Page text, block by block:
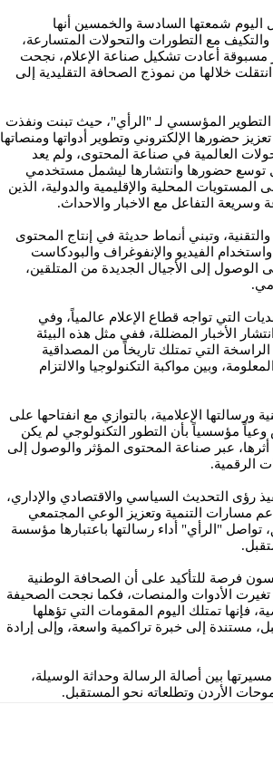
اليوم شمعتها السادسة والخمسين أنها
مع التطورات والتحولات المتسارعة،
مسبوقة أعادت تشكيل صناعة الإعلام، نجحت
خلالها من نموذج الصحافة التقليدية إلى
المؤسسي لـ "الرأي"، حيث تبنت ونفذت
حضورها الإلكتروني وتطوير أدواتها ومنصاتها
العالمية في صناعة المحتوى، ولم يعد
توسع حضورها وانتشارها ليشمل مستخدمي
المحلية والإقليمية والدولية، الذين
وسريعة التفاعل مع الاخبار والاحداث.
وتبني أنماط حديثة في إنتاج المحتوى
الفيديو والإنفوغراف والبودكاست
الوصول إلى الأجيال الجديدة من المتلقين،
التي تواجه قطاع الإعلام عالمياً، وفي
الأخبار المضللة، ففي مثل هذه البيئة
التي تمتلك تاريخاً من المصداقية
وبين مواكبة التكنولوجيا والالتزام
الإعلامية، بالتوازي مع انفتاحها على
مؤسسياً بأن التطور التكنولوجي لم يكن
أثرها، عبر صناعة المحتوى المؤثر والوصول إلى
الرقمية.
رؤى التحديث السياسي والاقتصادي والإداري،
مسارات التنمية وتعزيز الوعي المجتمعي
تواصل "الرأي" أداء رسالتها باعتبارها مؤسسة
فرصة للتأكيد على أن الصحافة الوطنية
الأدوات والمنصات، فكما نجحت الصحيفة
فإنها تمتلك اليوم المقومات التي تؤهلها
مستندة إلى خبرة تراكمية واسعة، وإلى إرادة
بين أصالة الرسالة وحداثة الوسيلة،
الأردن وتطلعاته نحو المستقبل.